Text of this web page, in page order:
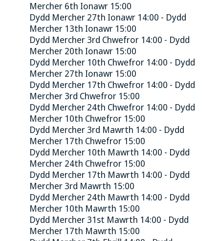
Mercher 6th Ionawr 15:00
Dydd Mercher 27th Ionawr 14:00 - Dydd
Mercher 13th Ionawr 15:00
Dydd Mercher 3rd Chwefror 14:00 - Dydd
Mercher 20th Ionawr 15:00
Dydd Mercher 10th Chwefror 14:00 - Dydd
Mercher 27th Ionawr 15:00
Dydd Mercher 17th Chwefror 14:00 - Dydd
Mercher 3rd Chwefror 15:00
Dydd Mercher 24th Chwefror 14:00 - Dydd
Mercher 10th Chwefror 15:00
Dydd Mercher 3rd Mawrth 14:00 - Dydd
Mercher 17th Chwefror 15:00
Dydd Mercher 10th Mawrth 14:00 - Dydd
Mercher 24th Chwefror 15:00
Dydd Mercher 17th Mawrth 14:00 - Dydd
Mercher 3rd Mawrth 15:00
Dydd Mercher 24th Mawrth 14:00 - Dydd
Mercher 10th Mawrth 15:00
Dydd Mercher 31st Mawrth 14:00 - Dydd
Mercher 17th Mawrth 15:00